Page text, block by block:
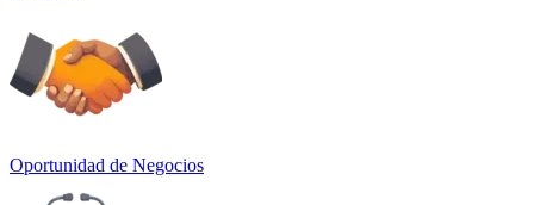
Oportunidad de Negocios